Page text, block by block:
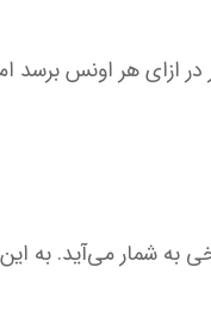
می‌کردند طلا تا نیمه سال ۲۰۲۶ به رکورد ۴ هزار دلار در
تاریخی به شمار می‌آید.